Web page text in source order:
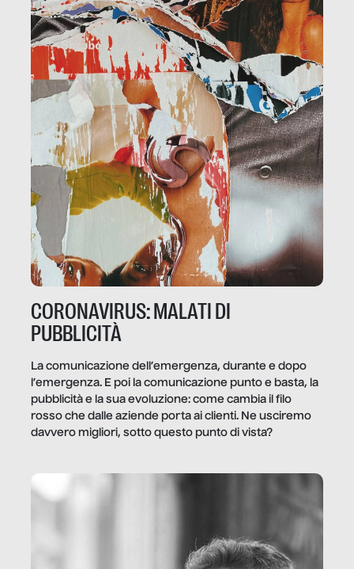
CORONAVIRUS: MALATI DI
PUBBLICITÀ
La comunicazione dell’emergenza, durante e dopo
l’emergenza. E poi la comunicazione punto e basta, la
pubblicità e la sua evoluzione: come cambia il filo
rosso che dalle aziende porta ai clienti. Ne usciremo
davvero migliori, sotto questo punto di vista?